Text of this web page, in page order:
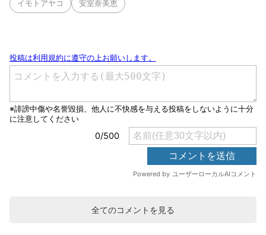
イモトアヤコ 安室奈美恵
全てのコメントを見る